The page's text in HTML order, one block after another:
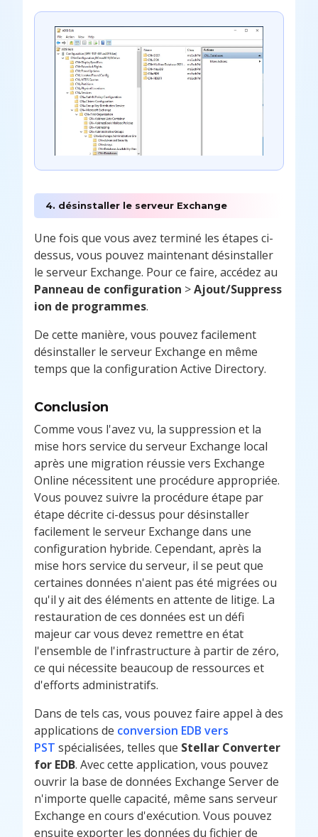
4. désinstaller le serveur Exchange
Une fois que vous avez terminé les étapes ci-
dessus, vous pouvez maintenant désinstaller
le serveur Exchange. Pour ce faire, accédez au
Panneau de configuration >Ajout/Suppress
ion de programmes.
De cette manière, vous pouvez facilement
désinstaller le serveur Exchange en même
temps que la configuration Active Directory.
Conclusion
Comme vous l'avez vu, la suppression et la
mise hors service du serveur Exchange local
après une migration réussie vers Exchange
Online nécessitent une procédure appropriée.
Vous pouvez suivre la procédure étape par
étape décrite ci-dessus pour désinstaller
facilement le serveur Exchange dans une
configuration hybride. Cependant, après la
mise hors service du serveur, il se peut que
certaines données n'aient pas été migrées ou
qu'il y ait des éléments en attente de litige. La
restauration de ces données est un défi
majeur car vous devez remettre en état
l'ensemble de l'infrastructure à partir de zéro,
ce qui nécessite beaucoup de ressources et
d'efforts administratifs.
Dans de tels cas, vous pouvez faire appel à des
applications de conversion EDB vers
PST spécialisées, telles que Stellar Converter
for EDB. Avec cette application, vous pouvez
ouvrir la base de données Exchange Server de
n'importe quelle capacité, même sans serveur
Exchange en cours d'exécution. Vous pouvez
ensuite exporter les données du fichier de